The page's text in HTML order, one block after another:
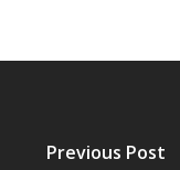
Previous Post